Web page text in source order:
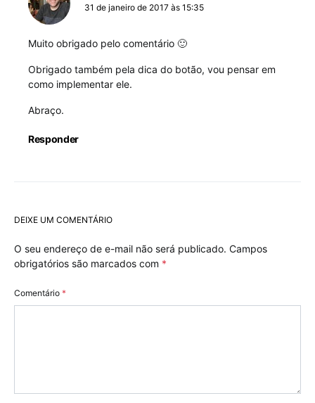
31 de janeiro de 2017 às 15:35
Muito obrigado pelo comentário 🙂
Obrigado também pela dica do botão, vou pensar em
como implementar ele.
Abraço.
Responder
DEIXE UM COMENTÁRIO
O seu endereço de e-mail não será publicado. Campos
obrigatórios são marcados com *
Comentário *